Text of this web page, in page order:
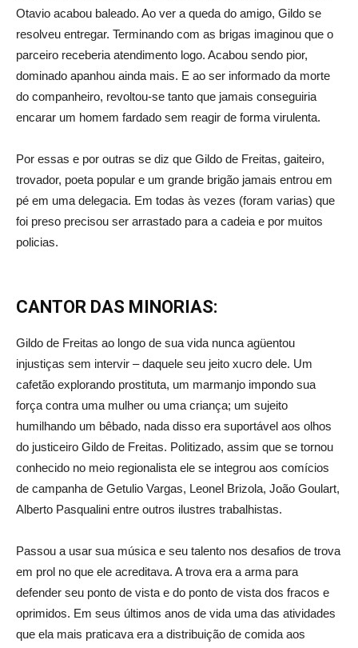
Otavio acabou baleado. Ao ver a queda do amigo, Gildo se
resolveu entregar. Terminando com as brigas imaginou que o
parceiro receberia atendimento logo. Acabou sendo pior,
dominado apanhou ainda mais. E ao ser informado da morte
do companheiro, revoltou-se tanto que jamais conseguiria
encarar um homem fardado sem reagir de forma virulenta.
Por essas e por outras se diz que Gildo de Freitas, gaiteiro,
trovador, poeta popular e um grande brigão jamais entrou em
pé em uma delegacia. Em todas às vezes (foram varias) que
foi preso precisou ser arrastado para a cadeia e por muitos
policias.
CANTOR DAS MINORIAS:
Gildo de Freitas ao longo de sua vida nunca agüentou
injustiças sem intervir – daquele seu jeito xucro dele. Um
cafetão explorando prostituta, um marmanjo impondo sua
força contra uma mulher ou uma criança; um sujeito
humilhando um bêbado, nada disso era suportável aos olhos
do justiceiro Gildo de Freitas. Politizado, assim que se tornou
conhecido no meio regionalista ele se integrou aos comícios
de campanha de Getulio Vargas, Leonel Brizola, João Goulart,
Alberto Pasqualini entre outros ilustres trabalhistas.
Passou a usar sua música e seu talento nos desafios de trova
em prol no que ele acreditava. A trova era a arma para
defender seu ponto de vista e do ponto de vista dos fracos e
oprimidos. Em seus últimos anos de vida uma das atividades
que ela mais praticava era a distribuição de comida aos